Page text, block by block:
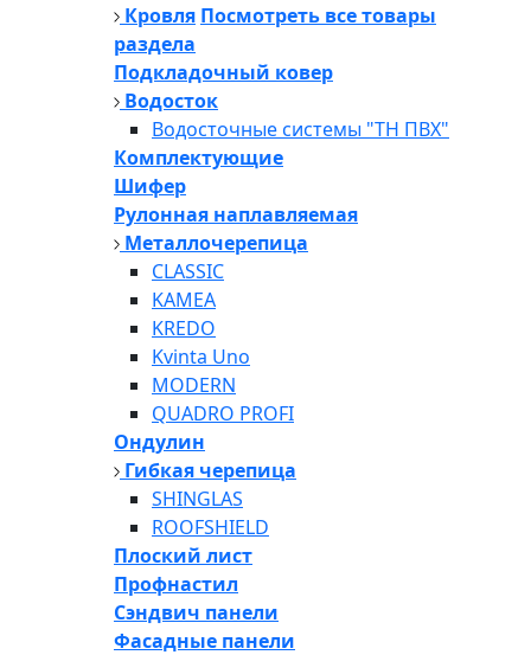
Кровля Посмотреть все товары
раздела
Подкладочный ковер
Водосток
Водосточные системы "ТН ПВХ"
Комплектующие
Шифер
Рулонная наплавляемая
Металлочерепица
CLASSIC
KAMEA
KREDO
Kvinta Uno
MODERN
QUADRO PROFI
Ондулин
Гибкая черепица
SHINGLAS
ROOFSHIELD
Плоский лист
Профнастил
Сэндвич панели
Фасадные панели